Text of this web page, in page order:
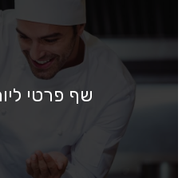
שף פרטי